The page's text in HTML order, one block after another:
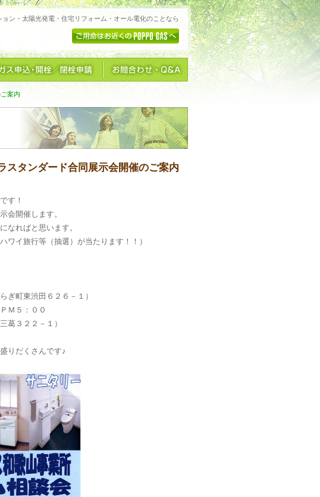
ョン・太陽光発電・住宅リフォーム・オール電化のことなら
案内
スタンダード合同展示会開催のご案内
す！
会開催します。
なればと思います。
ワイ旅行等（抽選）が当たります！！）
ぎ町東渋田６２６－１）
Ｍ５：００
葛３２２－１）
りだくさんです♪